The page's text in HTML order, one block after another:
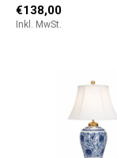
€138,00
Inkl. MwSt.